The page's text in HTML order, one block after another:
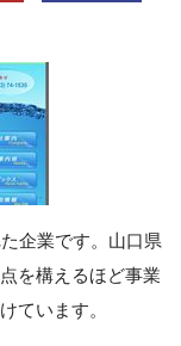
企業です。山口県
を構えるほど事業
ています。